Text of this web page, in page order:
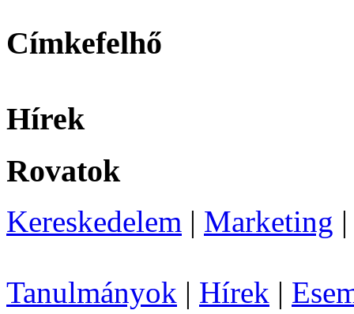
Címkefelhő
Hírek
Rovatok
Kereskedelem | Marketing
Tanulmányok | Hírek |